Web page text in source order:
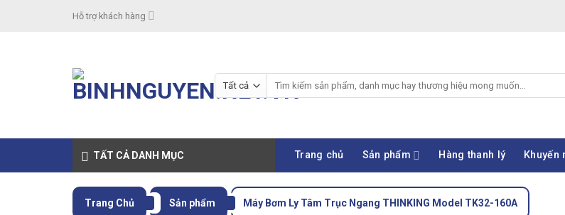
Hỗ trợ khách hàng
kiếm:
TẤT CẢ DANH MỤC Trang chủ Sản phẩm Hàng thanh lý Khuyến
Trang Chủ Sản phẩm Máy Bơm Ly Tâm Trục Ngang THINKING Model TK32-160A